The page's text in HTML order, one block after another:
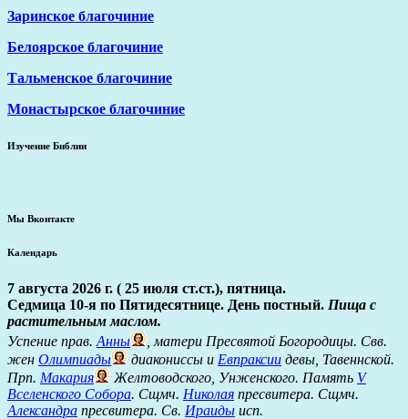
Заринское благочиние
Белоярское благочиние
Тальменское благочиние
Монастырское благочиние
Изучение Библии
Мы Вконтакте
Календарь
7 августа 2026 г. ( 25 июля ст.ст.), пятница.
Седмица 10-я по Пятидесятнице. День постный. Пища с
растительным маслом.
Успение прав. Анны
, матери Пресвятой Богородицы. Свв.
жен Олимпиады диакониссы и Евпраксии девы, Тавеннской.
Прп. Макария Желтоводского, Унженского. Память V
Вселенского Собора. Сщмч. Николая пресвитера. Сщмч.
Александра пресвитера. Св. Ираиды исп.